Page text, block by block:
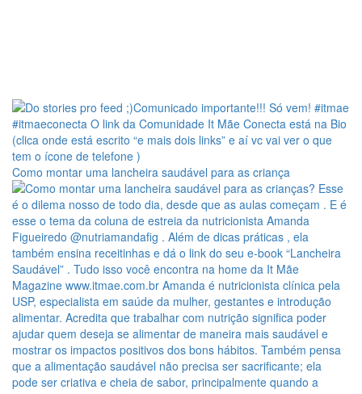
Como montar uma lancheira saudável para as criança